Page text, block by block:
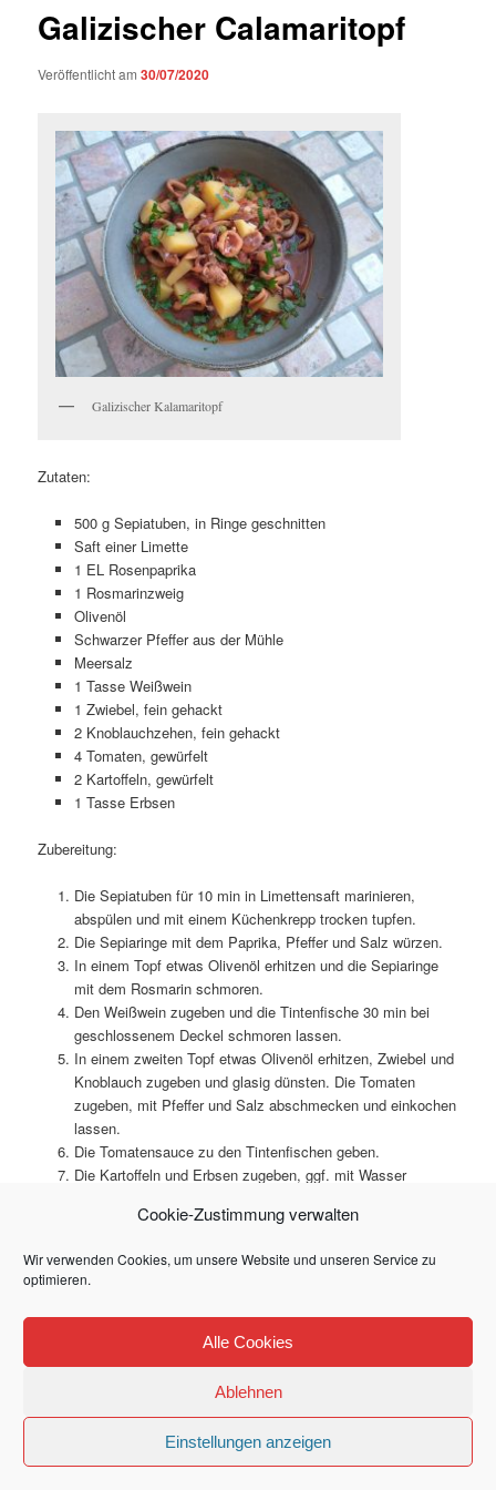
Cookie-Zustimmung verwalten
Wir verwenden Cookies, um unsere Website und unseren Service zu
optimieren.
Alle Cookies
Ablehnen
Einstellungen anzeigen
Galizischer Calamaritopf
Veröffentlicht am30/07/2020
Galizischer Kalamaritopf
Zutaten:
500 g Sepiatuben, in Ringe geschnitten
Saft einer Limette
1 EL Rosenpaprika
1 Rosmarinzweig
Olivenöl
Schwarzer Pfeffer aus der Mühle
Meersalz
1 Tasse Weißwein
1 Zwiebel, fein gehackt
2 Knoblauchzehen, fein gehackt
4 Tomaten, gewürfelt
2 Kartoffeln, gewürfelt
1 Tasse Erbsen
Zubereitung:
Die Sepiatuben für 10 min in Limettensaft marinieren,
abspülen und mit einem Küchenkrepp trocken tupfen.
Die Sepiaringe mit dem Paprika, Pfeffer und Salz würzen.
In einem Topf etwas Olivenöl erhitzen und die Sepiaringe
mit dem Rosmarin schmoren.
Den Weißwein zugeben und die Tintenfische 30 min bei
geschlossenem Deckel schmoren lassen.
In einem zweiten Topf etwas Olivenöl erhitzen, Zwiebel und
Knoblauch zugeben und glasig dünsten. Die Tomaten
zugeben, mit Pfeffer und Salz abschmecken und einkochen
lassen.
Die Tomatensauce zu den Tintenfischen geben.
Die Kartoffeln und Erbsen zugeben, ggf. mit Wasser
Mit Brot servieren.
Impressum und Datenschutz Stolz präsentiert von WordPress